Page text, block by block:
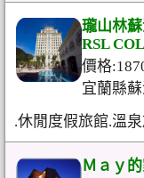
瓏山林
RSL
價格
宜蘭縣
.休閒度假旅館.溫
Ｍａｙ